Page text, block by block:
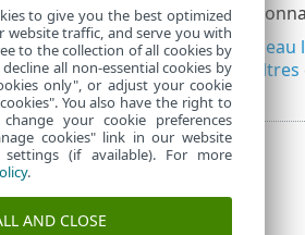
Vous pouvez
• Gérer le panneau
• Ajouter des filtres
to give you the best optimized
website traffic, and serve you with
to the collection of all cookies by
all non-essential cookies by
only", or adjust your cookie
You also have the right to
your cookie preferences
cookies" link in our website
(if available). For more
.
AND CLOSE